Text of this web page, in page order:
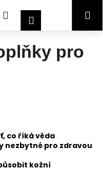
HledatPřihlášeníNákupní
košík
pro
co říká věda
nezbytné pro zdravou
kožní